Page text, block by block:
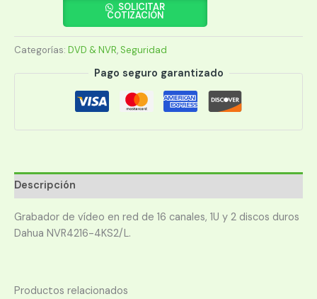
4KS2
METAL
SOLICITAR
COTIZACIÓN
Categorías: DVD & NVR, Seguridad
Pago seguro garantizado
Descripción
Grabador de vídeo en red de 16 canales, 1U y 2 discos duros
Dahua NVR4216-4KS2/L.
Productos relacionados